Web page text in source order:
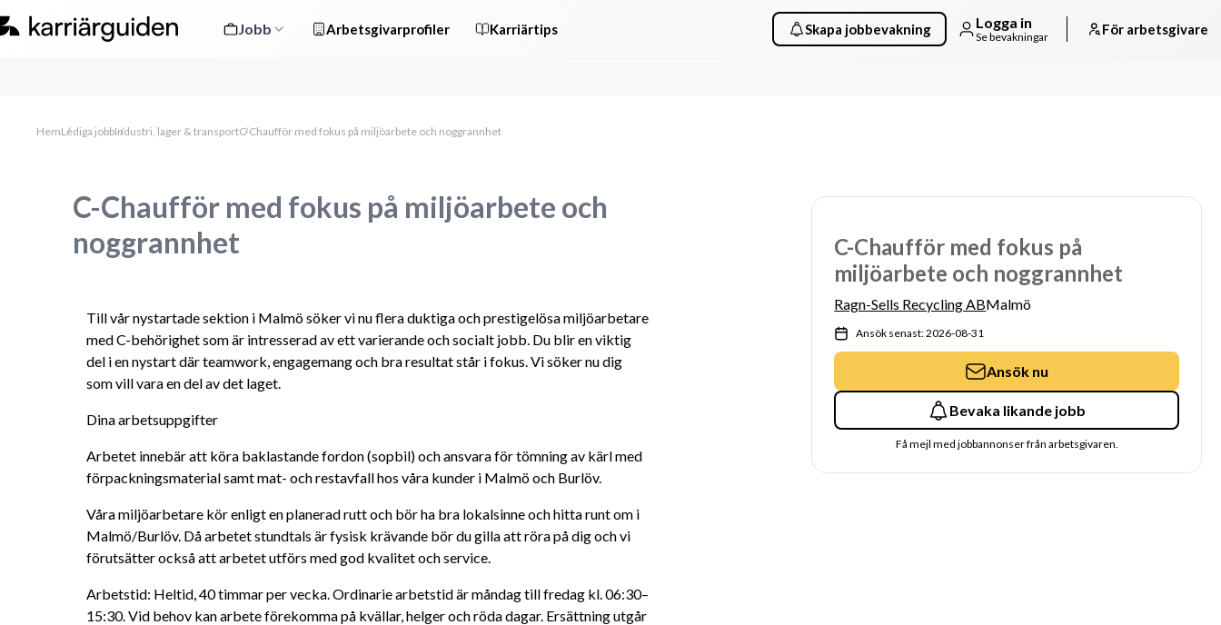
Jobb Arbetsgivarprofiler Karriärtips Skapa jobbevakning Logga in
Se bevakningar För arbetsgivare
HemLediga jobbIndustri, lager & transportC-Chaufför med fokus på miljöarbete och noggrannhet
C-Chaufför med fokus på miljöarbete och
noggrannhet
Till vår nystartade sektion i Malmö söker vi nu flera duktiga och prestigelösa miljöarbetare
med C-behörighet som är intresserad av ett varierande och socialt jobb. Du blir en viktig
del i en nystart där teamwork, engagemang och bra resultat står i fokus. Vi söker nu dig
som vill vara en del av det laget.
Dina arbetsuppgifter
Arbetet innebär att köra baklastande fordon (sopbil) och ansvara för tömning av kärl med
förpackningsmaterial samt mat- och restavfall hos våra kunder i Malmö och Burlöv.
Våra miljöarbetare kör enligt en planerad rutt och bör ha bra lokalsinne och hitta runt om i
Malmö/Burlöv. Då arbetet stundtals är fysisk krävande bör du gilla att röra på dig och vi
förutsätter också att arbetet utförs med god kvalitet och service.
Arbetstid: Heltid, 40 timmar per vecka. Ordinarie arbetstid är måndag till fredag kl. 06:30–
15:30. Vid behov kan arbete förekomma på kvällar, helger och röda dagar. Ersättning utgår
C-Chaufför med fokus på
miljöarbete och noggrannhet
Ragn-Sells Recycling ABMalmö
Ansök senast: 2026-08-31
Ansök nu
Bevaka likande jobb
Få mejl med jobbannonser från arbetsgivaren.